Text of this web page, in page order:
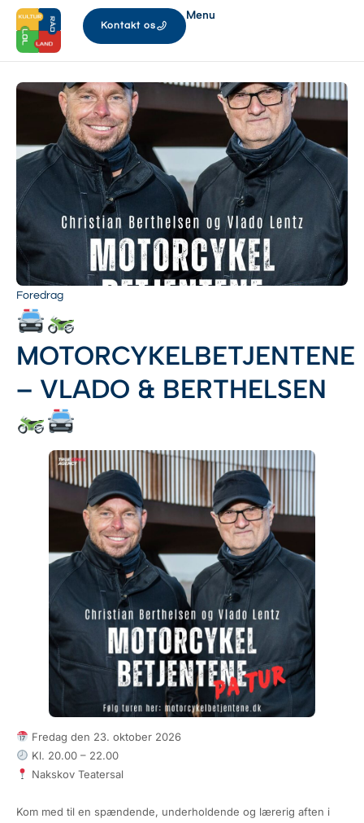
Kontakt os
Menu
Foredrag
MOTORCYKELBETJENTENE
– VLADO & BERTHELSEN
Fredag den 23. oktober 2026
Kl. 20.00 – 22.00
Nakskov Teatersal
Kom med til en spændende, underholdende og lærerig aften i